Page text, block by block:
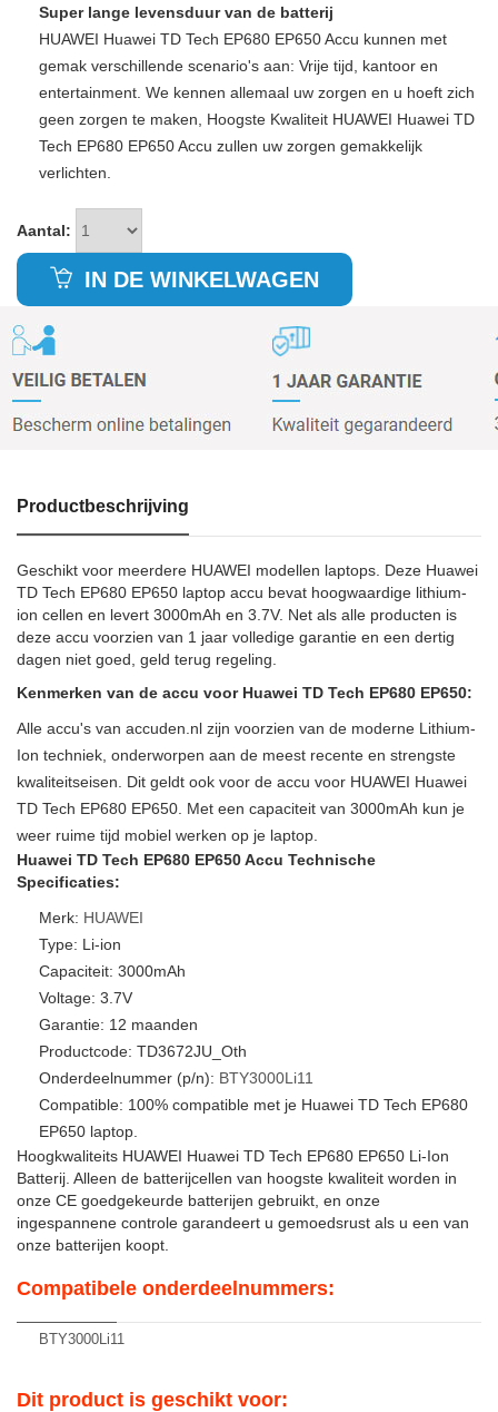
Super lange levensduur van de batterij
HUAWEI Huawei TD Tech EP680 EP650 Accu kunnen met
gemak verschillende scenario's aan: Vrije tijd, kantoor en
entertainment. We kennen allemaal uw zorgen en u hoeft zich
geen zorgen te maken, Hoogste Kwaliteit HUAWEI Huawei TD
Tech EP680 EP650 Accu zullen uw zorgen gemakkelijk
verlichten.
Aantal:
IN DE WINKELWAGEN
Productbeschrijving
Geschikt voor meerdere HUAWEI modellen laptops. Deze Huawei
TD Tech EP680 EP650 laptop accu bevat hoogwaardige lithium-
ion cellen en levert 3000mAh en 3.7V. Net als alle producten is
deze accu voorzien van 1 jaar volledige garantie en een dertig
dagen niet goed, geld terug regeling.
Kenmerken van de accu voor Huawei TD Tech EP680 EP650:
Alle accu's van accuden.nl zijn voorzien van de moderne Lithium-
Ion techniek, onderworpen aan de meest recente en strengste
kwaliteitseisen. Dit geldt ook voor de accu voor HUAWEI Huawei
TD Tech EP680 EP650. Met een capaciteit van 3000mAh kun je
weer ruime tijd mobiel werken op je laptop.
Huawei TD Tech EP680 EP650 Accu Technische
Specificaties:
Merk: HUAWEI
Type: Li-ion
Capaciteit: 3000mAh
Voltage: 3.7V
Garantie: 12 maanden
Productcode: TD3672JU_Oth
Onderdeelnummer (p/n): BTY3000Li11
Compatible: 100% compatible met je Huawei TD Tech EP680
EP650 laptop.
Hoogkwaliteits HUAWEI Huawei TD Tech EP680 EP650 Li-Ion
Batterij. Alleen de batterijcellen van hoogste kwaliteit worden in
onze CE goedgekeurde batterijen gebruikt, en onze
ingespannene controle garandeert u gemoedsrust als u een van
onze batterijen koopt.
Compatibele onderdeelnummers:
BTY3000Li11
Dit product is geschikt voor: